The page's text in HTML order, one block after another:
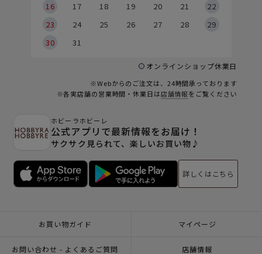
16
17 18 19 20 21
22
23
24 25 26 27 28
29
30
31
オンラインショップ休業日
※Webからのご注文は、24時間承っております
※各実店舗の営業時間・休業日は店舗情報をご覧ください
ホビーラホビーレ
公式アプリで最新情報をお届け！
サクサク見られて、楽しいお買い物♪
詳しくはこちら
お買い物ガイド マイページ
お問い合わせ - よくあるご質問 店舗情報